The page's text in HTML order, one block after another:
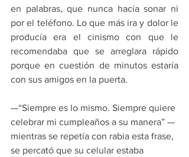
en palabras, que nunca hacía sonar ni
por el teléfono. Lo que más ira y dolor le
producía era el cinismo con que le
recomendaba que se arreglara rápido
porque en cuestión de minutos estaría
con sus amigos en la puerta.
—“Siempre es lo mismo. Siempre quiere
celebrar mi cumpleaños a su manera” —
mientras se repetía con rabia esta frase,
se percató que su celular estaba